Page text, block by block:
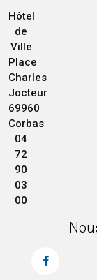
Hôtel
de
Ville
Place
Charles
Jocteur
69960
Corbas
04
72
90
03
00